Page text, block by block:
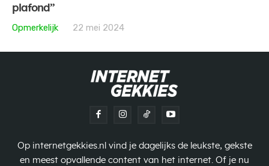
plafond”
Opmerkelijk
22 mei 2024
Op internetgekkies.nl vind je dagelijks de leukste, gekste
en meest opvallende content van het internet. Of je nu